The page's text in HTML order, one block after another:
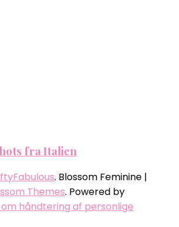
fra Italien
. Blossom Feminine |
Themes. Powered by
om håndtering af personlige